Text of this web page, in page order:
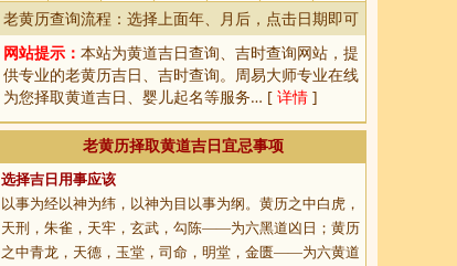
老黄历查询流程：选择上面年、月后，点击日期即可
网站提示： 本站为黄道吉日查询、 吉时查询网站，提
供专业的老黄历吉日、吉时查询。周易大师专业在线
为您择取黄道吉日、婴儿起名等服务… [ 详情 ]
老黄历择取黄道吉日宜忌事项
选择吉日用事应该
以事为经以神为纬，以神为目以事为纲。黄历之中白虎，
天刑，朱雀，天牢，玄武，勾陈——为六黑道凶日；黄历
之中青龙，天德，玉堂，司命，明堂，金匮——为六黄道